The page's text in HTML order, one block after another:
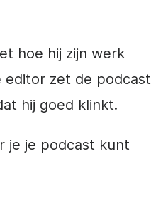
hoe hij zijn werk
editor zet de podcast
hij goed klinkt.
je je podcast kunt